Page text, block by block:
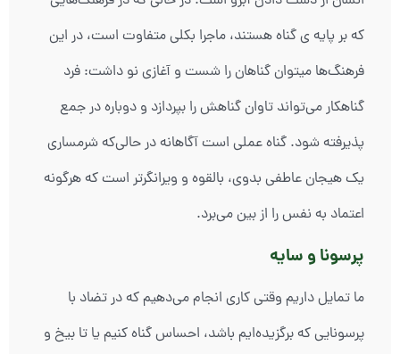
که بر پایه ی گناه هستند، ماجرا بکلی متفاوت است، در این
فرهنگ‌ها میتوان گناهان را شست و آغازی نو داشت: فرد
گناهکار می‌تواند تاوان گناهش را بپردازد و دوباره در جمع
پذیرفته شود. گناه عملی است آگاهانه در حالی‌که شرمساری
یک هیجان عاطفی بدوی، بالقوه و ویرانگرتر است که هرگونه
اعتماد به نفس را از بین می‌برد.
پرسونا و سایه
ما تمایل داریم وقتی کاری انجام می‌دهیم که در تضاد با
پرسونایی که برگزیده‌ایم باشد، احساس گناه کنیم یا تا بیخ و